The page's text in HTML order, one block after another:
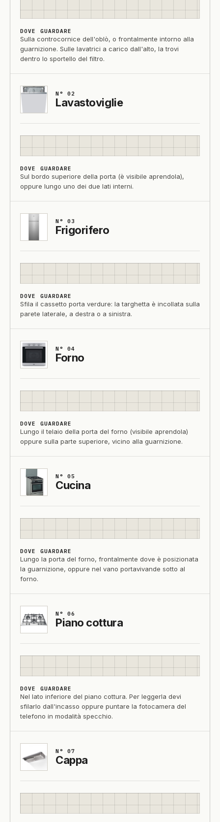
DOVE GUARDARE
Sulla controcornice dell'oblò, o frontalmente intorno alla
guarnizione. Sulle lavatrici a carico dall'alto, la trovi
dentro lo sportello del filtro.
N° 02
Lavastoviglie
DOVE GUARDARE
Sul bordo superiore della porta (è visibile aprendola),
oppure lungo uno dei due lati interni.
N° 03
Frigorifero
DOVE GUARDARE
Sfila il cassetto porta verdure: la targhetta è incollata sulla
parete laterale, a destra o a sinistra.
N° 04
Forno
DOVE GUARDARE
Lungo il telaio della porta del forno (visibile aprendola)
oppure sulla parte superiore, vicino alla guarnizione.
N° 05
Cucina
DOVE GUARDARE
Lungo la porta del forno, frontalmente dove è posizionata
la guarnizione, oppure nel vano portavivande sotto al
forno.
N° 06
Piano cottura
DOVE GUARDARE
Nel lato inferiore del piano cottura. Per leggerla devi
sfilarlo dall'incasso oppure puntare la fotocamera del
telefono in modalità specchio.
N° 07
Cappa